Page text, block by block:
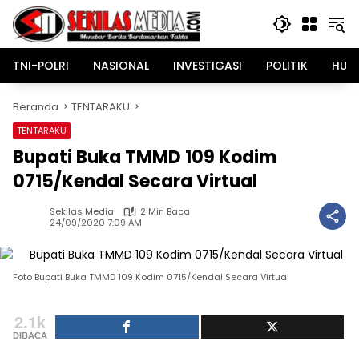
Langsung
konten
TNI-POLRI
NASIONAL INVESTIGASI POLITIK
Beranda TENTARAKU
TENTARAKU
Bupati Buka TMMD 109 Kodim
0715/Kendal Secara Virtual
Sekilas Media
2 Min Baca
24/09/2020 7:09 AM
Foto Bupati Buka TMMD 109 Kodim 0715/Kendal Secara Virtual
2.1k
DIBACA